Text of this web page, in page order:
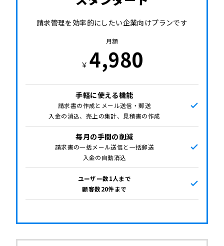
請求管理を効率的にしたい企業向けプランです
月額
￥4,980
手軽に使える機能
請求書の作成とメール送信・郵送
入金の消込、売上の集計、見積書の作成
毎月の手間の削減
請求書の一括メール送信と一括郵送
入金の自動消込
ユーザー数1人まで
顧客数20件まで